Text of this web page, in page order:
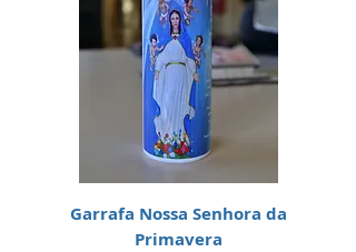
Garrafa Nossa Senhora da
Primavera